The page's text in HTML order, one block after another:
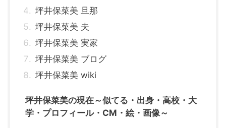
坪井保菜美 旦那
坪井保菜美 夫
坪井保菜美 実家
坪井保菜美 ブログ
坪井保菜美 wiki
坪井保菜美の現在～似てる・出身・高校・大
学・プロフィール・CM・絵・画像～